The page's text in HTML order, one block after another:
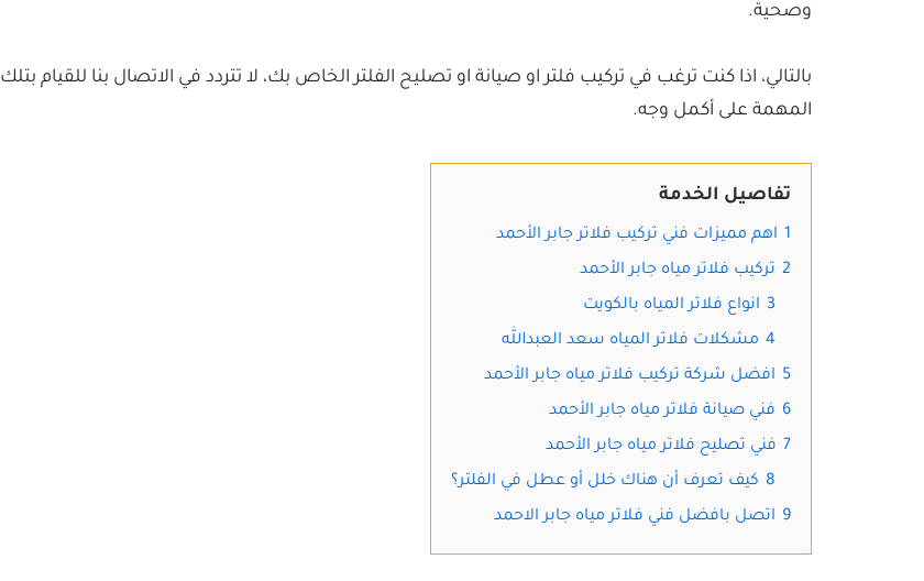
وصحية.
بالتالي، اذا كنت ترغب في تركيب فلتر او صيانة او تصليح الفلتر الخاص بك، لا تتردد في الاتصال بنا للقيام بتلك
المهمة على أكمل وجه.
تفاصيل الخدمة
1 اهم مميزات فني تركيب فلاتر جابر الأحمد
2 تركيب فلاتر مياه جابر الأحمد
3 انواع فلاتر المياه بالكويت
4 مشكلات فلاتر المياه سعد العبدالله
5 افضل شركة تركيب فلاتر مياه جابر الأحمد
6 فني صيانة فلاتر مياه جابر الأحمد
7 فني تصليح فلاتر مياه جابر الأحمد
8 كيف تعرف أن هناك خلل أو عطل في الفلتر؟
9 اتصل بافضل فني فلاتر مياه جابر الاحمد